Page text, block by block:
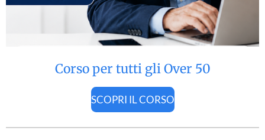
Corso per tutti gli Over 50
SCOPRI IL CORSO